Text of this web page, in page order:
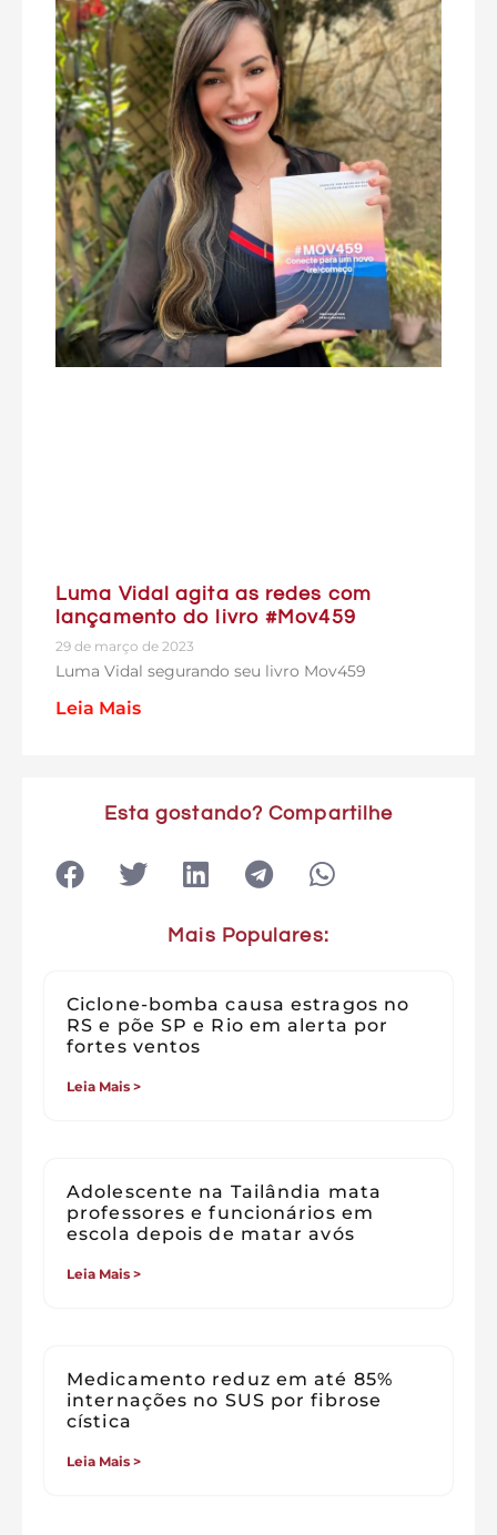
Luma Vidal agita as redes com
lançamento do livro #Mov459
29 de março de 2023
Luma Vidal segurando seu livro Mov459
Leia Mais
Esta gostando? Compartilhe
Mais Populares:
Ciclone-bomba causa estragos no
RS e põe SP e Rio em alerta por
fortes ventos
Leia Mais >
Adolescente na Tailândia mata
professores e funcionários em
escola depois de matar avós
Leia Mais >
Medicamento reduz em até 85%
internações no SUS por fibrose
cística
Leia Mais >